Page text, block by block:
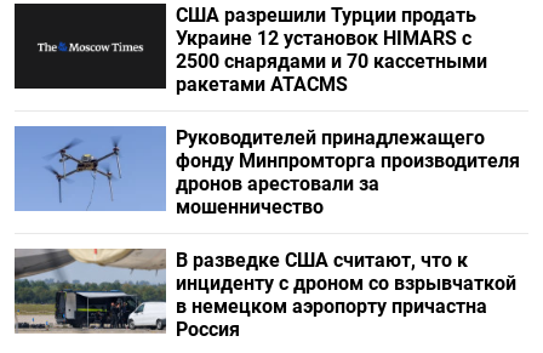
США разрешили Турции продать
Украине 12 установок HIMARS с
2500 снарядами и 70 кассетными
ракетами ATACMS
Руководителей принадлежащего
фонду Минпромторга производителя
дронов арестовали за
мошенничество
В разведке США считают, что к
инциденту с дроном со взрывчаткой
в немецком аэропорту причастна
Россия